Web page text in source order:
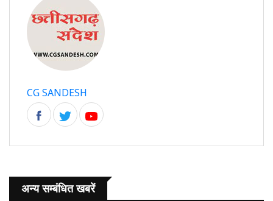
CG SANDESH
अन्य सम्बंधित खबरें